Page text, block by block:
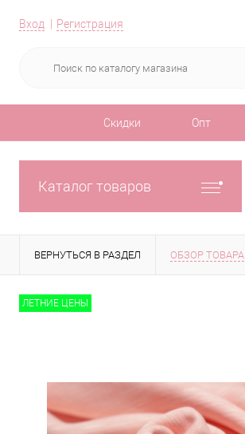
Вход Регистрация
Скидки Опт
Каталог товаров
ВЕРНУТЬСЯ В РАЗДЕЛ ОБЗОР ТОВАРА
ЛЕТНИЕ ЦЕНЫ